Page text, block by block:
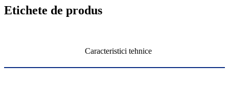
Etichete de produs
Caracteristici tehnice